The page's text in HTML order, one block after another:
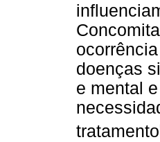
doenças
e mental
tratamento